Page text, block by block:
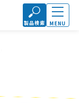
製品検索 MENU